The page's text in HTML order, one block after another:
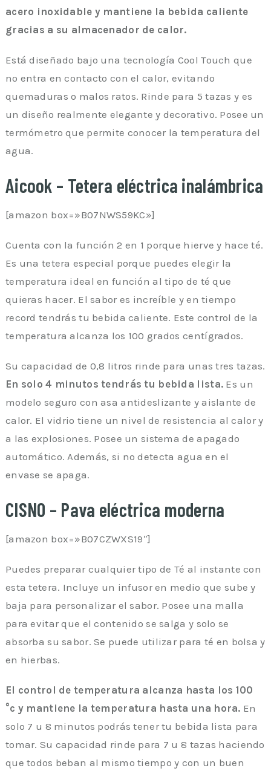
acero inoxidable y mantiene la bebida caliente
gracias a su almacenador de calor.
Está diseñado bajo una tecnología Cool Touch que
no entra en contacto con el calor, evitando
quemaduras o malos ratos. Rinde para 5 tazas y es
un diseño realmente elegante y decorativo. Posee un
termómetro que permite conocer la temperatura del
agua.
Aicook – Tetera eléctrica inalámbrica
[amazon box=»B07NWS59KC»]
Cuenta con la función 2 en 1 porque hierve y hace té.
Es una tetera especial porque puedes elegir la
temperatura ideal en función al tipo de té que
quieras hacer. El sabor es increíble y en tiempo
record tendrás tu bebida caliente. Este control de la
temperatura alcanza los 100 grados centígrados.
Su capacidad de 0,8 litros rinde para unas tres tazas.
En solo 4 minutos tendrás tu bebida lista. Es un
modelo seguro con asa antideslizante y aislante de
calor. El vidrio tiene un nivel de resistencia al calor y
a las explosiones. Posee un sistema de apagado
automático. Además, si no detecta agua en el
envase se apaga.
CISNO – Pava eléctrica moderna
[amazon box=»B07CZWXS19″]
Puedes preparar cualquier tipo de Té al instante con
esta tetera. Incluye un infusor en medio que sube y
baja para personalizar el sabor. Posee una malla
para evitar que el contenido se salga y solo se
absorba su sabor. Se puede utilizar para té en bolsa y
en hierbas.
El control de temperatura alcanza hasta los 100
°c y mantiene la temperatura hasta una hora. En
solo 7 u 8 minutos podrás tener tu bebida lista para
tomar. Su capacidad rinde para 7 u 8 tazas haciendo
que todos beban al mismo tiempo y con un buen